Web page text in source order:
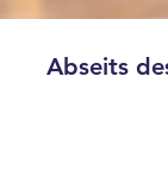
Abseits